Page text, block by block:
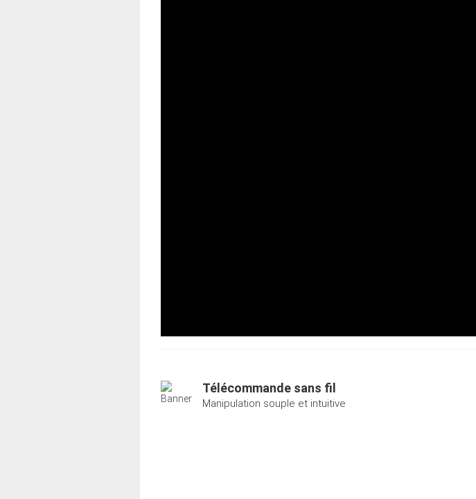
Télécommande sans fil
Manipulation souple et intuitive